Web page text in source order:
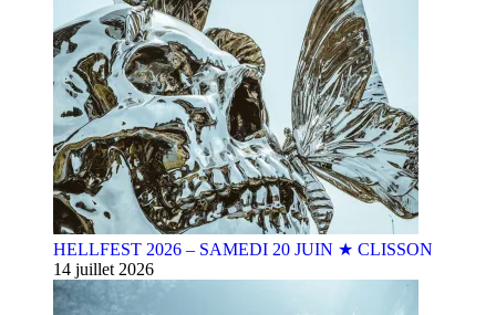
HELLFEST 2026 – SAMEDI 20 JUIN ★ CLISSON
14 juillet 2026